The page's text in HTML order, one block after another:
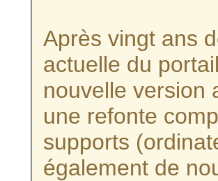
Après vingt ans
actuelle du
nouvelle version
une refonte
supports
également de